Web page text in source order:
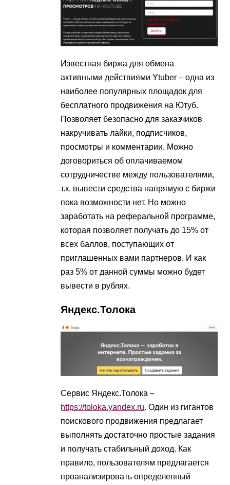
Известная биржа для обмена
активными действиями Ytuber – одна из
наиболее популярных площадок для
бесплатного продвижения на Ютуб.
Позволяет безопасно для заказчиков
накручивать лайки, подписчиков,
просмотры и комментарии. Можно
договориться об оплачиваемом
сотрудничестве между пользователями,
т.к. вывести средства напрямую с биржи
пока возможности нет. Но можно
заработать на реферальной программе,
которая позволяет получать до 15% от
всех баллов, поступающих от
приглашенных вами партнеров. И как
раз 5% от данной суммы можно будет
вывести в рублях.
Яндекс.Толока
Сервис Яндекс.Толока –
https://toloka.yandex.ru. Один из гигантов
поискового продвижения предлагает
выполнять достаточно простые задания
и получать стабильный доход. Как
правило, пользователям предлагается
проанализировать определенный